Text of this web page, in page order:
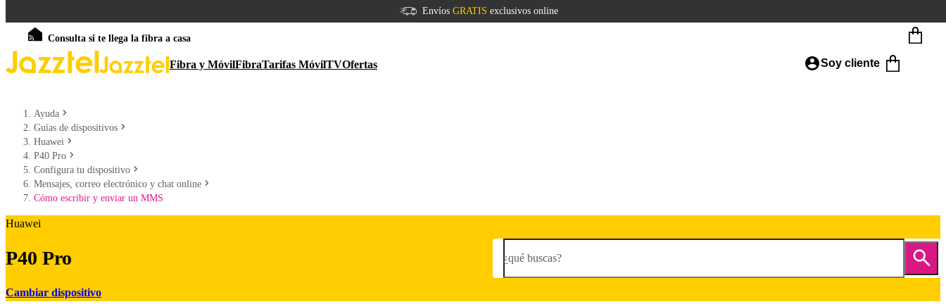
Envíos GRATIS exclusivos online
Consulta si te llega la fibra a casa
Fibra y MóvilFibraTarifas MóvilTVOfertas Soy cliente
Ayuda
Guías de dispositivos
Huawei
P40 Pro
Configura tu dispositivo
Mensajes, correo electrónico y chat online
Cómo escribir y enviar un MMS
Huawei
P40 Pro
Cambiar dispositivo
¿qué buscas?